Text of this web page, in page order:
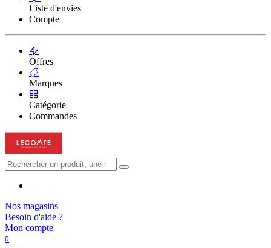
Liste d'envies
Compte
Offres
Marques
Catégorie
Commandes
Nos magasins
Besoin d'aide ?
Mon compte
0